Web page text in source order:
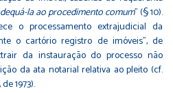
la ao procedimento comum” (§ 10).
o processamento extrajudicial da
o cartório registro de imóveis”, de
da instauração do processo não
da ata notarial relativa ao pleito (cf.
1973).